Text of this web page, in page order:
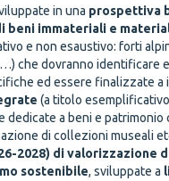
in una prospettiva
beni immateriali e
e non esaustivo: forti
che dovranno identificare
ed essere finalizzate a
(a titolo
dedicate a beni e
di collezioni museali
2028) di valorizzazione
sostenibile, sviluppate a